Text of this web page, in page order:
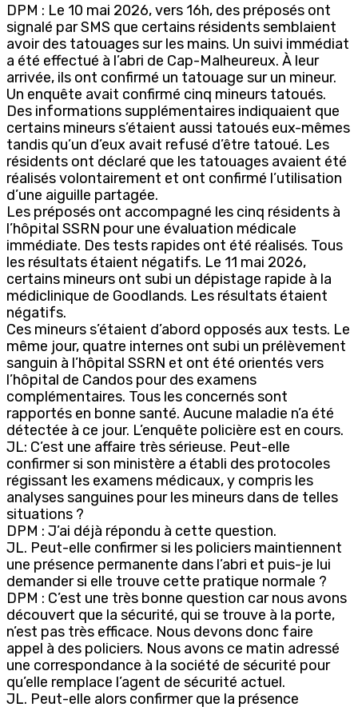
DPM : Le 10 mai 2026, vers 16h, des préposés ont
signalé par SMS que certains résidents semblaient
avoir des tatouages sur les mains. Un suivi immédiat
a été effectué à l’abri de Cap-Malheureux. À leur
arrivée, ils ont confirmé un tatouage sur un mineur.
Un enquête avait confirmé cinq mineurs tatoués.
Des informations supplémentaires indiquaient que
certains mineurs s’étaient aussi tatoués eux-mêmes
tandis qu’un d’eux avait refusé d’être tatoué. Les
résidents ont déclaré que les tatouages avaient été
réalisés volontairement et ont confirmé l’utilisation
d’une aiguille partagée.
Les préposés ont accompagné les cinq résidents à
l’hôpital SSRN pour une évaluation médicale
immédiate. Des tests rapides ont été réalisés. Tous
les résultats étaient négatifs. Le 11 mai 2026,
certains mineurs ont subi un dépistage rapide à la
médiclinique de Goodlands. Les résultats étaient
négatifs.
Ces mineurs s’étaient d’abord opposés aux tests. Le
même jour, quatre internes ont subi un prélèvement
sanguin à l’hôpital SSRN et ont été orientés vers
l’hôpital de Candos pour des examens
complémentaires. Tous les concernés sont
rapportés en bonne santé. Aucune maladie n’a été
détectée à ce jour. L’enquête policière est en cours.
JL: C’est une affaire très sérieuse. Peut-elle
confirmer si son ministère a établi des protocoles
régissant les examens médicaux, y compris les
analyses sanguines pour les mineurs dans de telles
situations ?
DPM : J’ai déjà répondu à cette question.
JL. Peut-elle confirmer si les policiers maintiennent
une présence permanente dans l’abri et puis-je lui
demander si elle trouve cette pratique normale ?
DPM : C’est une très bonne question car nous avons
découvert que la sécurité, qui se trouve à la porte,
n’est pas très efficace. Nous devons donc faire
appel à des policiers. Nous avons ce matin adressé
une correspondance à la société de sécurité pour
qu’elle remplace l’agent de sécurité actuel.
JL. Peut-elle alors confirmer que la présence